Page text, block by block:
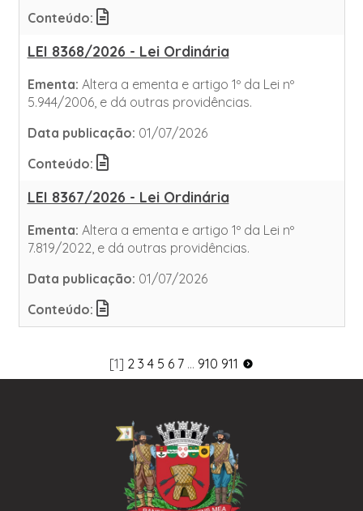
Conteúdo:
LEI 8368/2026 - Lei Ordinária
Ementa: Altera a ementa e artigo 1º da Lei nº
5.944/2006, e dá outras providências.
Data publicação: 01/07/2026
Conteúdo:
LEI 8367/2026 - Lei Ordinária
Ementa: Altera a ementa e artigo 1º da Lei nº
7.819/2022, e dá outras providências.
Data publicação: 01/07/2026
Conteúdo:
[1] 2 3 4 5 6 7... 910 911